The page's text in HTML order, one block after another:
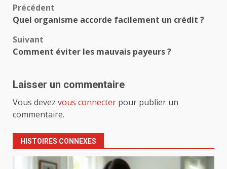
Navigation
d’article
Précédent
Quel organisme accorde facilement un crédit ?
Suivant
Comment éviter les mauvais payeurs ?
Laisser un commentaire
Vous devez vous connecter pour publier un
commentaire.
HISTOIRES CONNEXES